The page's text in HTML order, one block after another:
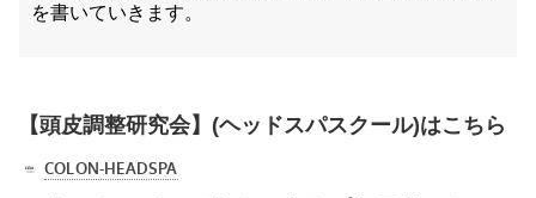
を書いていきます。
【頭皮調整研究会】(ヘッドスパスクール)はこちら